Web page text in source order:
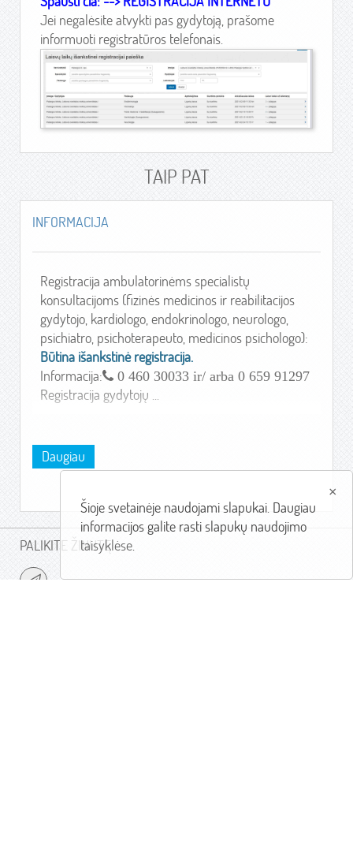
Jei negalėsite atvykti pas gydytoją, prašome
informuoti registratūros telefonais.
TAIP PAT
INFORMACIJA
Registracija ambulatorinėms specialistų
konsultacijoms (fizinės medicinos ir reabilitacijos
gydytojo, kardiologo, endokrinologo, neurologo,
psichiatro, psichoterapeuto, medicinos psichologo):
Būtina išankstinė registracija.
Informacija:
0 460 30033 ir/ arba 0 659 91297
Registracija gydytojų ...
Daugiau
PALIKITE ŽINUTĘ
×
Šioje svetainėje naudojami slapukai. Daugiau
informacijos galite rasti slapukų naudojimo
taisyklėse.